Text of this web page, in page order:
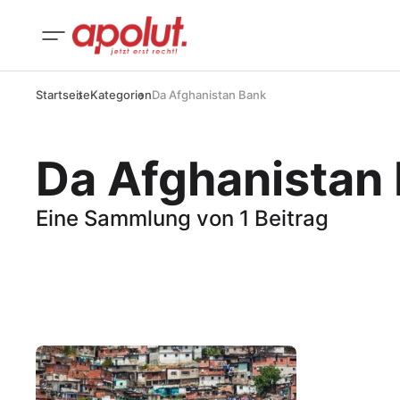
StartseiteKategorienDa Afghanistan Bank
Da Afghanistan
Eine Sammlung von 1 Beitrag